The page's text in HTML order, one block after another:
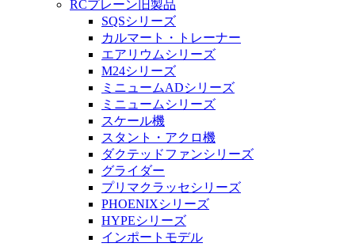
RCプレーン旧製品
SQSシリーズ
カルマート・トレーナー
エアリウムシリーズ
M24シリーズ
ミニュームADシリーズ
ミニュームシリーズ
スケール機
スタント・アクロ機
ダクテッドファンシリーズ
グライダー
プリマクラッセシリーズ
PHOENIXシリーズ
HYPEシリーズ
インポートモデル